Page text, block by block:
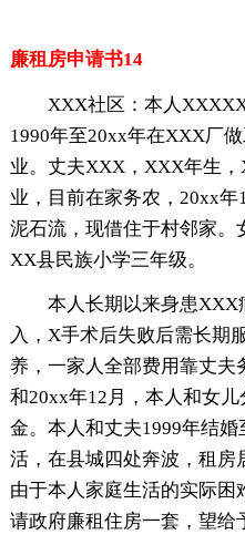
廉租房申请书14
XXX社区：本人
1990年至20xx年在XXX厂
业。丈夫XXX，XXX年生
业，目前在家务农，20xx年
泥石流，现借住于村邻家
XX县民族小学三年级。
本人长期以来身患XXX
入，X手术后失败后需长期
养，一家人全部费用靠丈夫
和20xx年12月，本人和女
金。本人和丈夫1999年结
活，在县城四处奔波，租房
由于本人家庭生活的实际困
请政府廉租住房一套，望给